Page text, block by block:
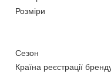
Розміри
Сезон
Країна реєстрації